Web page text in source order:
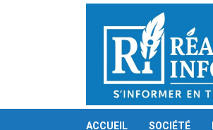
ACCUEIL SOCIÉTÉ